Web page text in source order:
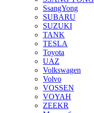
SsangYong
SUBARU
SUZUKI
TANK
TESLA
Toyota
UAZ
Volkswagen
Volvo
VOSSEN
VOYAH
ZEEKR